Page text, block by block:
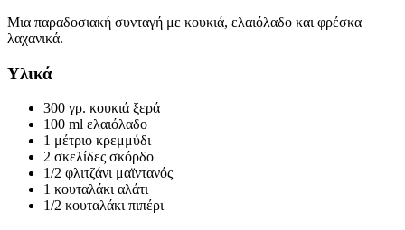
Μια παραδοσιακή συνταγή με κουκιά, ελαιόλαδο και φρέσκα
λαχανικά.
Υλικά
300 γρ. κουκιά ξερά
100 ml ελαιόλαδο
1 μέτριο κρεμμύδι
2 σκελίδες σκόρδο
1/2 φλιτζάνι μαϊντανός
1 κουταλάκι αλάτι
1/2 κουταλάκι πιπέρι